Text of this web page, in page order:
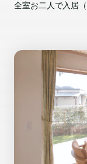
全室お二人で入居